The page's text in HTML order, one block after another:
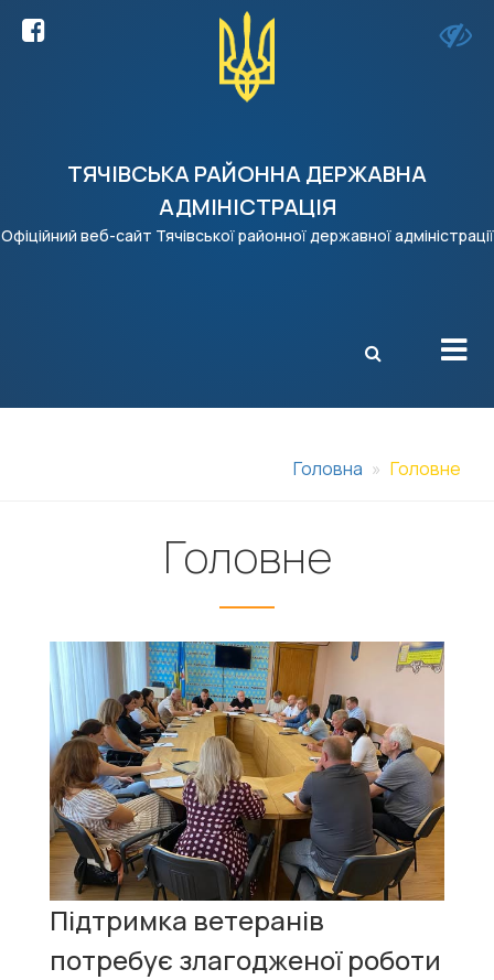
ТЯЧІВСЬКА РАЙОННА ДЕРЖАВНА
АДМІНІСТРАЦІЯ
Офіційний веб-сайт Тячівської районної державної адміністрації
X
Головна Головне
Головне
Підтримка ветеранів
потребує злагодженої роботи